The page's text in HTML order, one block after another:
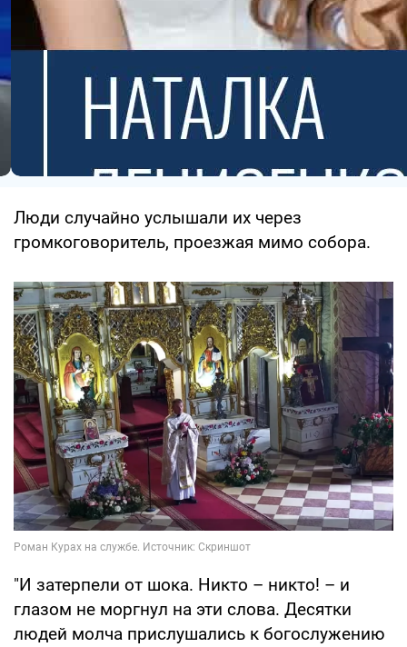
Люди случайно услышали их через
громкоговоритель, проезжая мимо собора.
"И затерпели от шока. Никто – никто! – и
глазом не моргнул на эти слова. Десятки
людей молча прислушались к богослужению